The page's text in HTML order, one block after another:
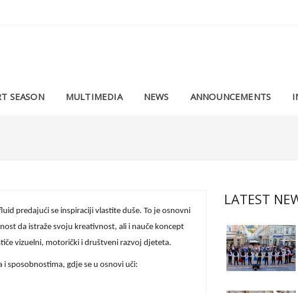
SEASON MULTIMEDIA NEWS ANNOUNCEMENTS
predajući se inspiraciji vlastite duše. To je osnovni
da istraže svoju kreativnost, ali i nauče koncept
vizuelni, motorički i društveni razvoj djeteta.
sposobnostima, gdje se u osnovi uči:
LATEST